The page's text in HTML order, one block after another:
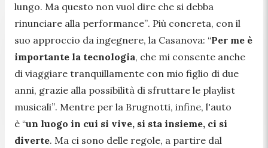
lungo. Ma questo non vuol dire che si debba
rinunciare alla performance”. Più concreta, con il
suo approccio da ingegnere, la Casanova: “Per me è
importante la tecnologia, che mi consente anche
di viaggiare tranquillamente con mio figlio di due
anni, grazie alla possibilità di sfruttare le playlist
musicali”. Mentre per la Brugnotti, infine, l'auto
è “un luogo in cui si vive, si sta insieme, ci si
diverte. Ma ci sono delle regole, a partire dal